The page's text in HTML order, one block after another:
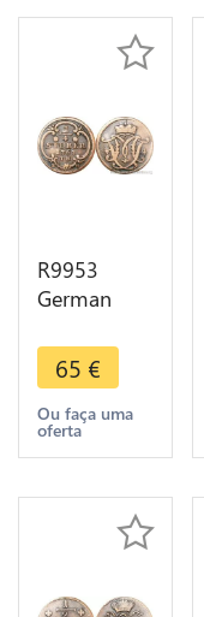
Make Offer
R9953
German
1/4 Stüber
Maximilian
Friedrich
1767 EG IK
Offer
65 €
Ou faça uma
oferta